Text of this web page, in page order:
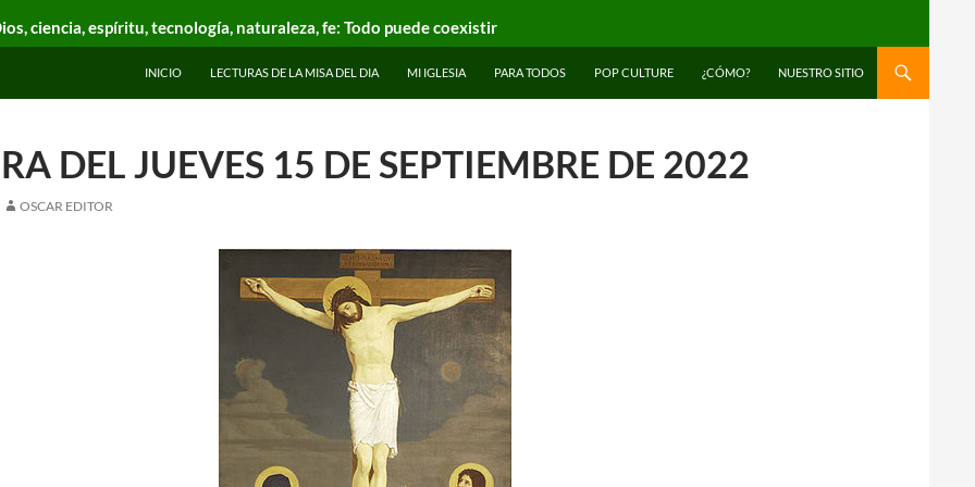
ciencia, espíritu, tecnología, naturaleza, fe: Todo puede coexistir
INICIO LECTURAS DE LA MISA DEL DIA MI IGLESIA PARA TODOS POP CULTURE ¿CÓMO? NUESTRO SITIO
DEL JUEVES 15 DE SEPTIEMBRE DE 2022
OSCAR EDITOR